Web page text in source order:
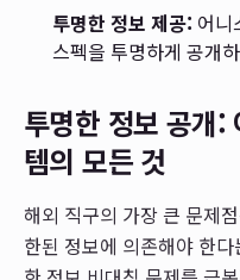
투명한 정보 제공: 어니
스펙을 투명하게 공개
투명한 정보 공개:
템의 모든 것
해외 직구의 가장 큰 문제
한된 정보에 의존해야 한